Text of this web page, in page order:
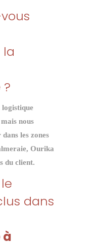
?
logistique
nous
les zones
Ourika
du client.
dans
à